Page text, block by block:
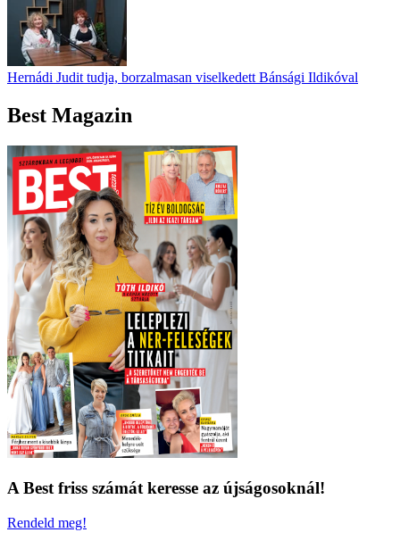
Hernádi Judit tudja, borzalmasan viselkedett Bánsági Ildikóval
Best Magazin
A Best friss számát keresse az újságosoknál!
Rendeld meg!